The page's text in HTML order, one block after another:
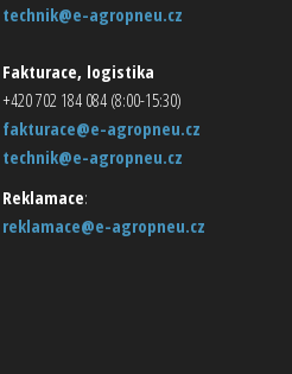
technik@e-agropneu.cz
Fakturace, logistika
+420 702 184 084 (8:00-15:30)
fakturace@e-agropneu.cz
technik@e-agropneu.cz
Reklamace:
reklamace@e-agropneu.cz